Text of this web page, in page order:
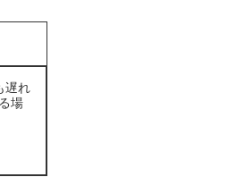
遅れ
場